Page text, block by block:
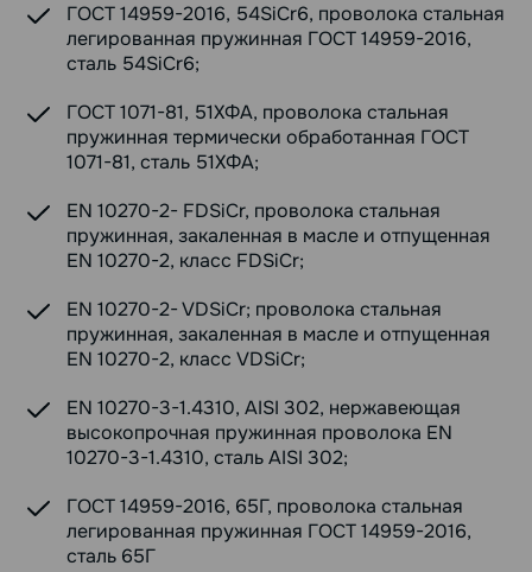
ГОСТ 14959-2016, 54SiCr6, проволока стальная
легированная пружинная ГОСТ 14959-2016,
сталь 54SiCr6;
ГОСТ 1071-81, 51ХФА, проволока стальная
пружинная термически обработанная ГОСТ
1071-81, сталь 51ХФА;
EN 10270-2- FDSiCr, проволока стальная
пружинная, закаленная в масле и отпущенная
EN 10270-2, класс FDSiCr;
EN 10270-2- VDSiCr; проволока стальная
пружинная, закаленная в масле и отпущенная
EN 10270-2, класс VDSiCr;
EN 10270-3-1.4310, AISI 302, нержавеющая
высокопрочная пружинная проволока EN
10270-3-1.4310, сталь AISI 302;
ГОСТ 14959-2016, 65Г, проволока стальная
легированная пружинная ГОСТ 14959-2016,
сталь 65Г